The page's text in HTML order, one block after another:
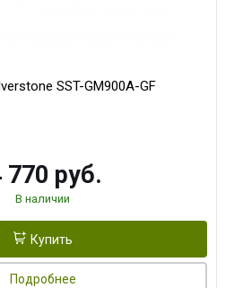
SST-GM900A-GF
770 руб.
В наличии
Купить
Подробнее